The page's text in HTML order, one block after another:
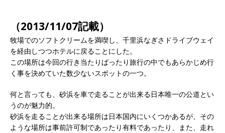
（2013/11/07記載）
牧場でのソフトクリームを満喫し、千里浜なぎさドライブウェイ
を経由しつつホテルに戻ることにした。
この場所は今回の行き当たりばったり旅行の中でもあらかじめ行
く事を決めていた数少ないスポットの一つ。
何と言っても、砂浜を車で走ることが出来る日本唯一の公道とい
うのが魅力的。
砂浜を走ることが出来る場所は日本国内にいくつかあるが、その
ような場所は事前許可制であったり有料であったり、また、走れ